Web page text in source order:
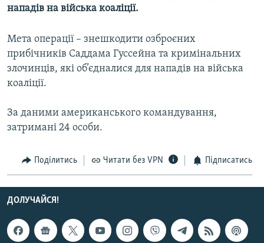
ФОТО
СПЕЦПРОЄКТИ
ПОДКАСТИ
КРИМ РЕАЛІЇ
ДОЛУЧАЙСЯ!
нападів на війська коаліції.
Мета операції – знешкодити озброєних
прибічників Саддама Гуссейна та кримінальних
злочинців, які об’єдналися для нападів на війська
коаліції.
За даними американського командування,
затримані 24 особи.
Поділитись Читати без VPN Підписатись
ДОЛУЧАЙСЯ!